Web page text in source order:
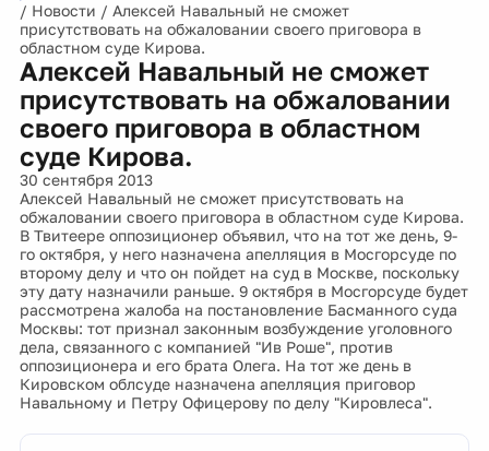
/ Новости / Алексей Навальный не сможет
присутствовать на обжаловании своего приговора в
областном суде Кирова.
Алексей Навальный не сможет
присутствовать на обжаловании
своего приговора в областном
суде Кирова.
30 сентября 2013
Алексей Навальный не сможет присутствовать на
обжаловании своего приговора в областном суде Кирова.
В Твитеере оппозиционер объявил, что на тот же день, 9-
го октября, у него назначена апелляция в Мосгорсуде по
второму делу и что он пойдет на суд в Москве, поскольку
эту дату назначили раньше. 9 октября в Мосгорсуде будет
рассмотрена жалоба на постановление Басманного суда
Москвы: тот признал законным возбуждение уголовного
дела, связанного с компанией "Ив Роше", против
оппозиционера и его брата Олега. На тот же день в
Кировском облсуде назначена апелляция приговор
Навальному и Петру Офицерову по делу "Кировлеса".